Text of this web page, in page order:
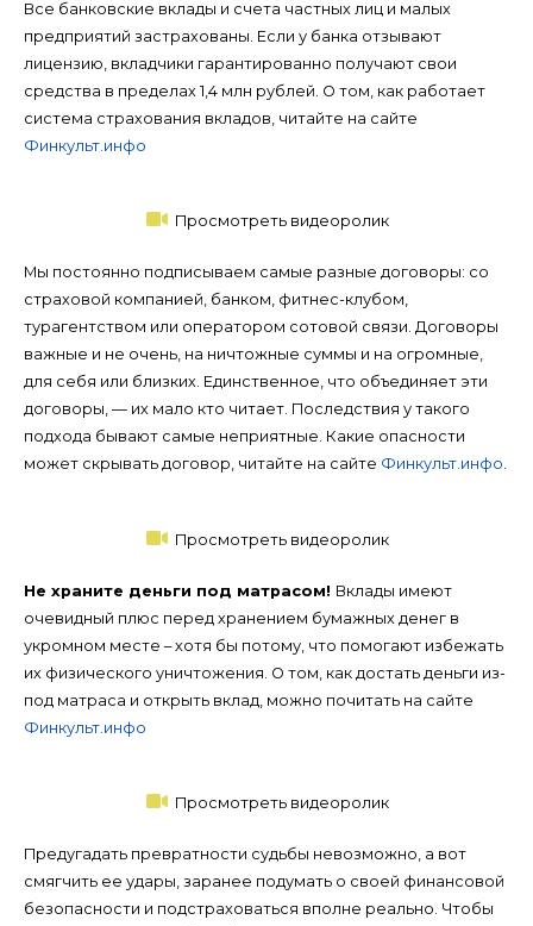
Все банковские вклады и счета частных лиц и малых
предприятий застрахованы. Если у банка отзывают
лицензию, вкладчики гарантированно получают свои
средства в пределах 1,4 млн рублей. О том, как работает
система страхования вкладов, читайте на сайте
Финкульт.инфо
Просмотреть видеоролик
Мы постоянно подписываем самые разные договоры: со
страховой компанией, банком, фитнес-клубом,
турагентством или оператором сотовой связи. Договоры
важные и не очень, на ничтожные суммы и на огромные,
для себя или близких. Единственное, что объединяет эти
договоры, — их мало кто читает. Последствия у такого
подхода бывают самые неприятные. Какие опасности
может скрывать договор, читайте на сайте Финкульт.инфо.
Просмотреть видеоролик
Не храните деньги под матрасом! Вклады имеют
очевидный плюс перед хранением бумажных денег в
укромном месте – хотя бы потому, что помогают избежать
их физического уничтожения. О том, как достать деньги из-
под матраса и открыть вклад, можно почитать на сайте
Финкульт.инфо
Просмотреть видеоролик
Предугадать превратности судьбы невозможно, а вот
смягчить ее удары, заранее подумать о своей финансовой
безопасности и подстраховаться вполне реально. Чтобы